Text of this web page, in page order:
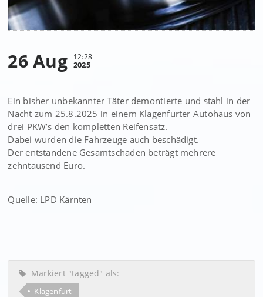
26 Aug 12:28
2025
Ein bisher unbekannter Täter demontierte und stahl in der
Nacht zum 25.8.2025 in einem Klagenfurter Autohaus von
drei PKW’s den kompletten Reifensatz.
Dabei wurden die Fahrzeuge auch beschädigt.
Der entstandene Gesamtschaden beträgt mehrere
zehntausend Euro.
Quelle: LPD Kärnten
Markiert "tagged" als:
Klagenfurt